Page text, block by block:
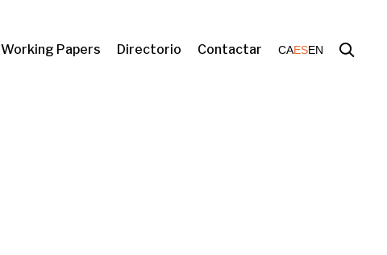
Working Papers Directorio Contactar CAESEN